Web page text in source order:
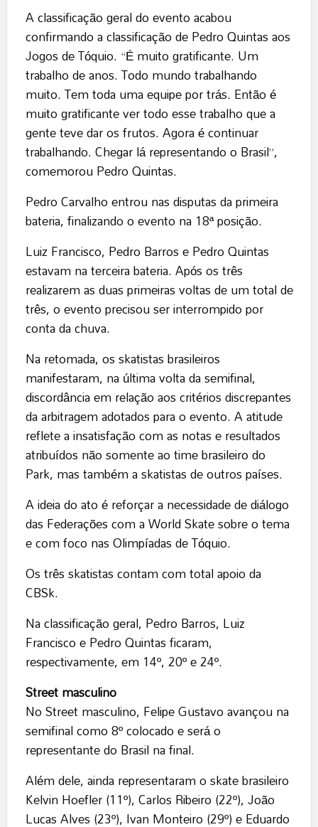
A classificação geral do evento acabou
confirmando a classificação de Pedro Quintas aos
Jogos de Tóquio. “É muito gratificante. Um
trabalho de anos. Todo mundo trabalhando
muito. Tem toda uma equipe por trás. Então é
muito gratificante ver todo esse trabalho que a
gente teve dar os frutos. Agora é continuar
trabalhando. Chegar lá representando o Brasil”,
comemorou Pedro Quintas.
Pedro Carvalho entrou nas disputas da primeira
bateria, finalizando o evento na 18ª posição.
Luiz Francisco, Pedro Barros e Pedro Quintas
estavam na terceira bateria. Após os três
realizarem as duas primeiras voltas de um total de
três, o evento precisou ser interrompido por
conta da chuva.
Na retomada, os skatistas brasileiros
manifestaram, na última volta da semifinal,
discordância em relação aos critérios discrepantes
da arbitragem adotados para o evento. A atitude
reflete a insatisfação com as notas e resultados
atribuídos não somente ao time brasileiro do
Park, mas também a skatistas de outros países.
A ideia do ato é reforçar a necessidade de diálogo
das Federações com a World Skate sobre o tema
e com foco nas Olimpíadas de Tóquio.
Os três skatistas contam com total apoio da
CBSk.
Na classificação geral, Pedro Barros, Luiz
Francisco e Pedro Quintas ficaram,
respectivamente, em 14º, 20º e 24º.
Street masculino
No Street masculino, Felipe Gustavo avançou na
semifinal como 8º colocado e será o
representante do Brasil na final.
Além dele, ainda representaram o skate brasileiro
Kelvin Hoefler (11º), Carlos Ribeiro (22º), João
Lucas Alves (23º), Ivan Monteiro (29º) e Eduardo